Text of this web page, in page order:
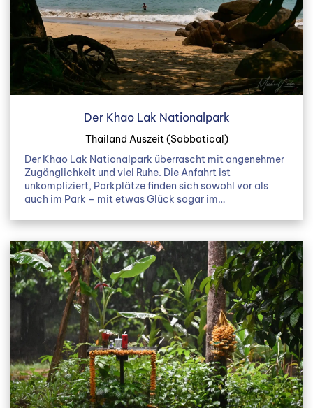
Der Khao Lak Nationalpark
Thailand Auszeit (Sabbatical)
Der Khao Lak Nationalpark überrascht mit angenehmer
Zugänglichkeit und viel Ruhe. Die Anfahrt ist
unkompliziert, Parkplätze finden sich sowohl vor als
auch im Park – mit etwas Glück sogar im…